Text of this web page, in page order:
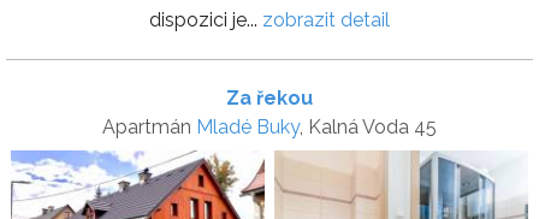
dispozici je... zobrazit detail
Za řekou
Apartmán Mladé Buky, Kalná Voda 45